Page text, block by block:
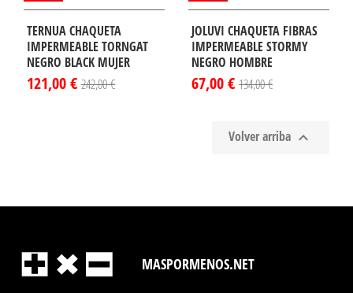
TERNUA CHAQUETA
IMPERMEABLE TORNGAT
NEGRO BLACK MUJER
121,00 € 242,00 €
JOLUVI CHAQUETA FIBRAS
IMPERMEABLE STORMY
NEGRO HOMBRE
67,00 € 134,00 €
Volver arriba 
MASPORMENOS.NET